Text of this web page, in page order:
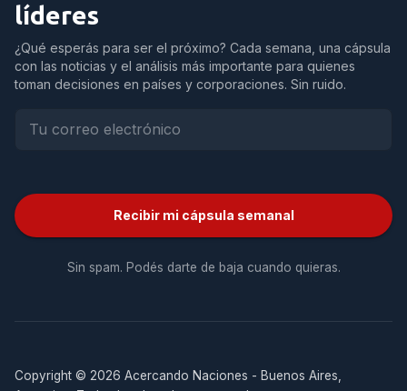
líderes
¿Qué esperás para ser el próximo? Cada semana, una cápsula
con las noticias y el análisis más importante para quienes
toman decisiones en países y corporaciones. Sin ruido.
Recibir mi cápsula semanal
Sin spam. Podés darte de baja cuando quieras.
Copyright © 2026 Acercando Naciones - Buenos Aires,